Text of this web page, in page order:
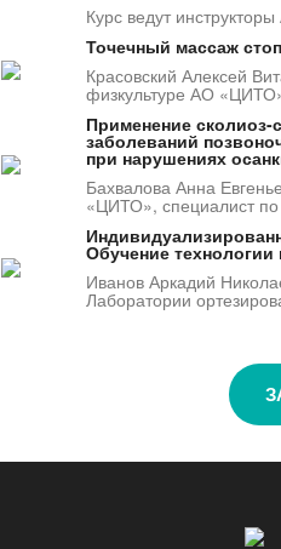
Курс ведут
Точечный массаж стоп
Красовский Алексей
физкультуре АО
Применение сколиоз-
заболеваний
при нарушениях
Бахвалова Анна
«ЦИТО», специалист по
Обучение технологии
Иванов Аркадий
Лаборатории